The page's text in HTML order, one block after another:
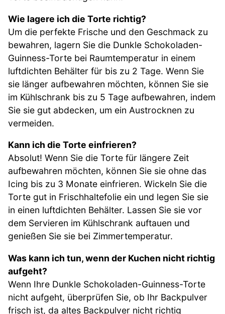
Wie lagere ich die Torte richtig?
Um die perfekte Frische und den Geschmack zu
bewahren, lagern Sie die Dunkle Schokoladen-
Guinness-Torte bei Raumtemperatur in einem
luftdichten Behälter für bis zu 2 Tage. Wenn Sie
sie länger aufbewahren möchten, können Sie sie
im Kühlschrank bis zu 5 Tage aufbewahren, indem
Sie sie gut abdecken, um ein Austrocknen zu
vermeiden.
Kann ich die Torte einfrieren?
Absolut! Wenn Sie die Torte für längere Zeit
aufbewahren möchten, können Sie sie ohne das
Icing bis zu 3 Monate einfrieren. Wickeln Sie die
Torte gut in Frischhaltefolie ein und legen Sie sie
in einen luftdichten Behälter. Lassen Sie sie vor
dem Servieren im Kühlschrank auftauen und
genießen Sie sie bei Zimmertemperatur.
Was kann ich tun, wenn der Kuchen nicht richtig
aufgeht?
Wenn Ihre Dunkle Schokoladen-Guinness-Torte
nicht aufgeht, überprüfen Sie, ob Ihr Backpulver
frisch ist, da altes Backpulver nicht richtig